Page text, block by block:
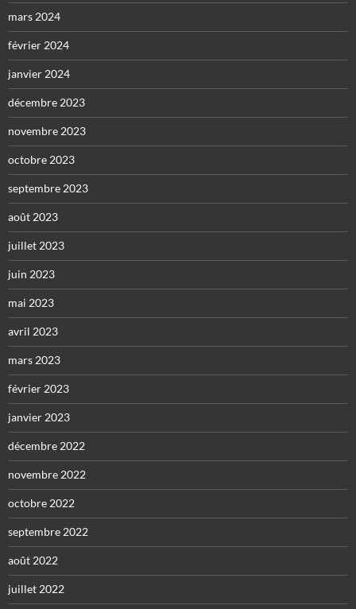
mars 2024
février 2024
janvier 2024
décembre 2023
novembre 2023
octobre 2023
septembre 2023
août 2023
juillet 2023
juin 2023
mai 2023
avril 2023
mars 2023
février 2023
janvier 2023
décembre 2022
novembre 2022
octobre 2022
septembre 2022
août 2022
juillet 2022